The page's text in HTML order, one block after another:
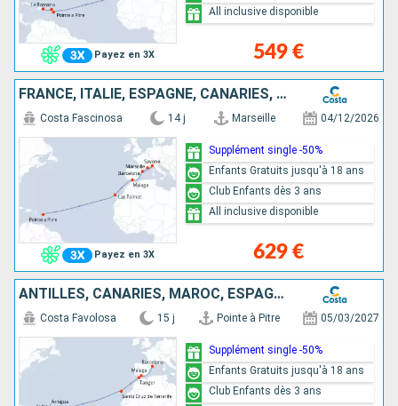
Payez en 3X 549 €
All inclusive disponible
FRANCE, ITALIE, ESPAGNE, CANARIES, ANTILLES
Payez en 3X
Costa Fascinosa 14 j Marseille 04/12/2026
629 €
Supplément single -50%
Enfants Gratuits jusqu'à 18 ans
Club Enfants dès 3 ans
All inclusive disponible
ANTILLES, CANARIES, MAROC, ESPAGNE
Costa Favolosa 15 j Pointe à Pitre 05/03/2027
Supplément single -50%
Enfants Gratuits jusqu'à 18 ans
Club Enfants dès 3 ans